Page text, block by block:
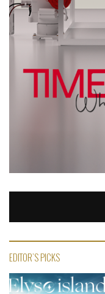
EDITOR'S PICKS